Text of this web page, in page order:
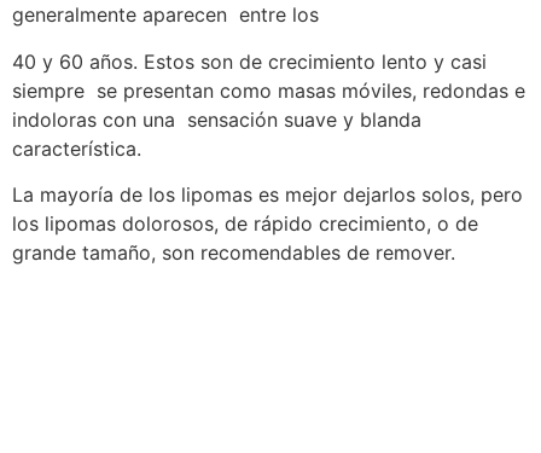
generalmente aparecen entre los
40 y 60 años. Estos son de crecimiento lento y casi
siempre se presentan como masas móviles, redondas e
indoloras con una sensación suave y blanda
característica.
La mayoría de los lipomas es mejor dejarlos solos, pero
los lipomas dolorosos, de rápido crecimiento, o de
grande tamaño, son recomendables de remover.